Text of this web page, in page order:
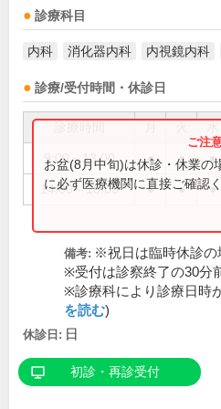
診療科目
内科 消化器内科 内視鏡内科
診療/受付時間・休診日
9:00～13:00 ● ● ●
14:00～18:00 ● ● ●
お盆(8月中旬)は休診・休業の
に必ず医療機関に直接ご確認く
備考: ※祝日は臨時休診の
※受付は診察終了の30分
※診療科により診療日時
を読む)
休診日: 日
初診・再診受付